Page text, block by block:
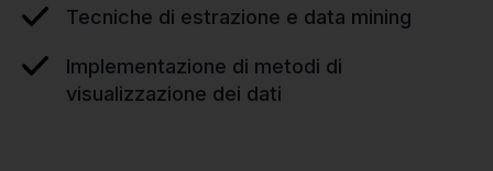
Tecniche di estrazione e data mining
Implementazione di metodi di
visualizzazione dei dati